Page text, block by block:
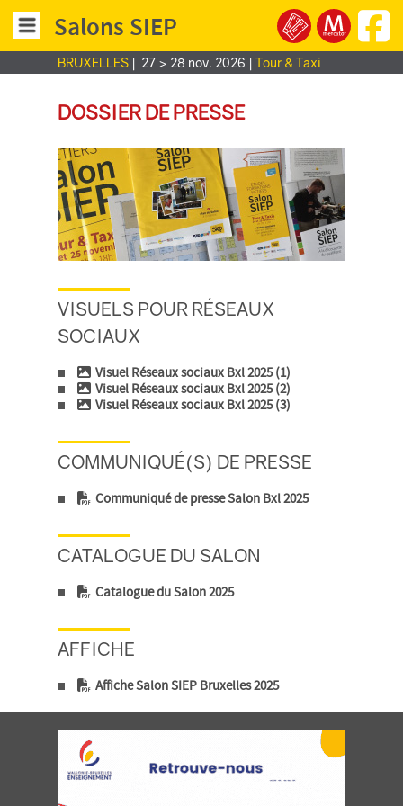
Salons SIEP
BRUXELLES | 27 > 28 nov. 2026 | Tour & Taxi
DOSSIER DE PRESSE
VISUELS POUR RÉSEAUX
SOCIAUX
Visuel Réseaux sociaux Bxl 2025 (1)
Visuel Réseaux sociaux Bxl 2025 (2)
Visuel Réseaux sociaux Bxl 2025 (3)
COMMUNIQUÉ(S) DE PRESSE
Communiqué de presse Salon Bxl 2025
CATALOGUE DU SALON
Catalogue du Salon 2025
AFFICHE
Affiche Salon SIEP Bruxelles 2025